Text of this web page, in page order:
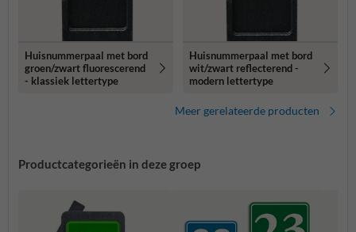
Huisnummerpaal met bord
groen/zwart fluorescerend
- klassiek lettertype
Huisnummerpaal met bord
wit/zwart reflecterend -
modern lettertype
Meer gerelateerde producten
Productcategorieën in deze groep